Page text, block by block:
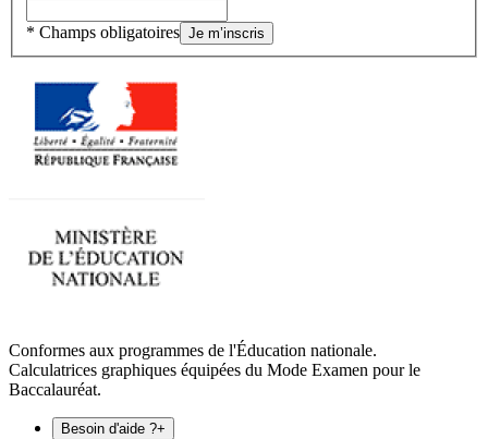
* Champs obligatoires Je m’inscris
Conformes aux programmes de l'Éducation nationale.
Calculatrices graphiques équipées du Mode Examen pour le
Baccalauréat.
Besoin d'aide ?+